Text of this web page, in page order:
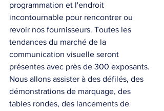
programmation et l'endroit
incontournable pour rencontrer ou
revoir nos fournisseurs. Toutes les
tendances du marché de la
communication visuelle seront
présentes avec près de 300 exposants.
Nous allons assister à des défilés, des
démonstrations de marquage, des
tables rondes, des lancements de